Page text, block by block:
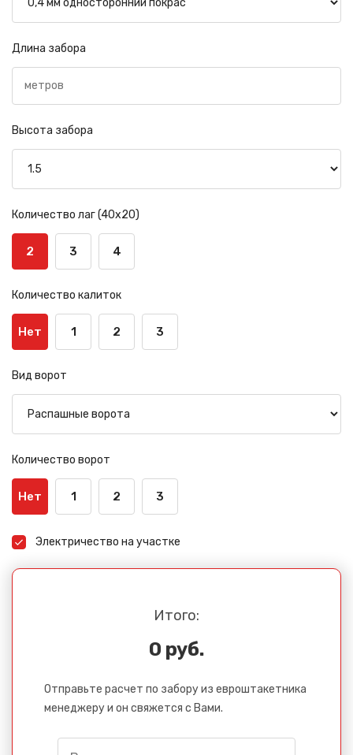
Длина забора
Высота забора
Количество лаг (40х20)
2 3 4
Количество калиток
Нет 1 2 3
Вид ворот
Количество ворот
Нет 1 2 3
Электричество на участке
Итого:
0 руб.
Отправьте расчет по забору из евроштакетника
менеджеру и он свяжется с Вами.